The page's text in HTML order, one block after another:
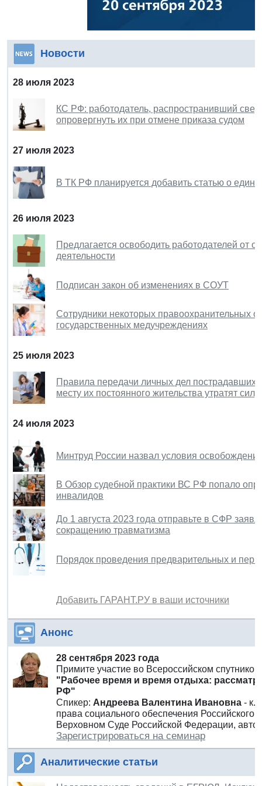
Новости
28 июля 2023
КС РФ: работодатель, распространивший
опровергнуть их при отмене приказа судом
27 июля 2023
В ТК РФ планируется добавить статью о
26 июля 2023
Предлагается освободить работодателей от
деятельности
Подписан закон об изменениях в СОУТ
Сотрудники некоторых правоохранительных
государственных медучреждениях
25 июля 2023
Правила передачи личных дел пострадавших
месту их постоянного жительства утратят силу
24 июля 2023
Минтруд России назвал условия
В Обзор судебной практики ВС РФ попало
инвалидов
До 1 августа 2023 года отправьте в СФР
сокращению травматизма
Порядок проведения предварительных и
Добавить ГАРАНТ.РУ в ваши источники
Анонс
28 сентября 2023 года
Примите участие во Всероссийском
"Рабочее время и время отдыха:
РФ"
Спикер: Андреева Валентина Ивановна -
права социального обеспечения Российского
Верховном Суде Российской Федерации,
Зарегистрироваться на семинар
Аналитические статьи